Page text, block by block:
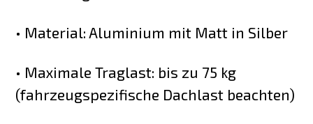
• Material: Aluminium mit Matt in Silber
• Maximale Traglast: bis zu 75 kg
(fahrzeugspezifische Dachlast beachten)